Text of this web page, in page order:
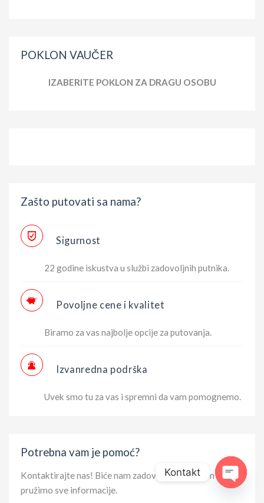
POKLON VAUČER
IZABERITE POKLON ZA DRAGU OSOBU
Zašto putovati sa nama?
Sigurnost
22 godine iskustva u službi zadovoljnih putnika.
Povoljne cene i kvalitet
Biramo za vas najbolje opcije za putovanja.
Izvanredna podrška
Uvek smo tu za vas i spremni da vam pomognemo.
Potrebna vam je pomoć?
Kontaktirajte nas! Biće nam zadovoljstvo da Vam
pružimo sve informacije.
Kontakt